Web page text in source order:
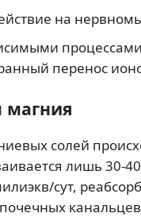
на
процессами
перенос
магния
солей
лишь 30-
сут,